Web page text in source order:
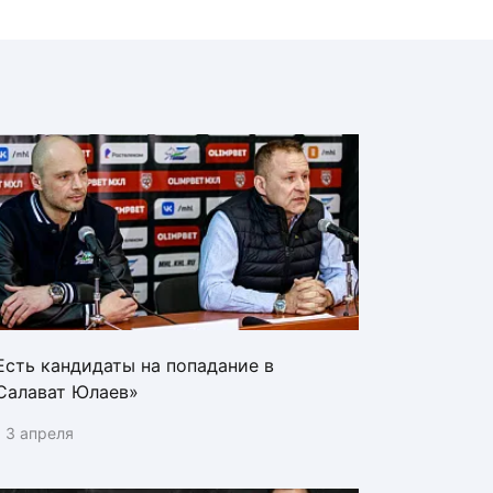
кандидаты на попадание в
Юлаев»
3 апреля